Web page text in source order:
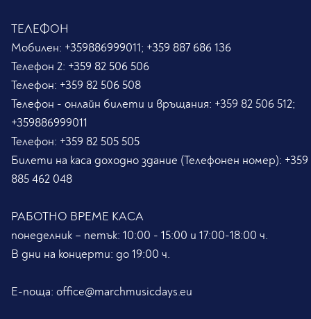
ТЕЛЕФОН
Мобилен: +359886999011; +359 887 686 136
Телефон 2: +359 82 506 506
Телефон: +359 82 506 508
Телефон - онлайн билети и връщания: +359 82 506 512;
+359886999011
Телефон: +359 82 505 505
Билети на каса доходно здание (Телефонен номер): +359
885 462 048
РАБОТНО ВРЕМЕ КАСА
понеделник – петък: 10:00 - 15:00 и 17:00-18:00 ч.
В дни на концерти: до 19:00 ч.
Е-поща: office@marchmusicdays.eu